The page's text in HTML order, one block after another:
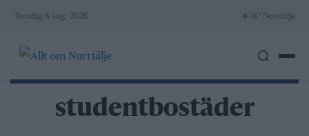
Skip
content
Torsdag 6 aug. 2026 ☀️ 16° Norrtälje
studentbostäder